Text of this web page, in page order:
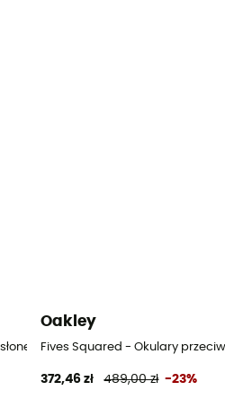
Oakley
Fives Squared - Okulary
372,46 zł 489,00 zł -23%